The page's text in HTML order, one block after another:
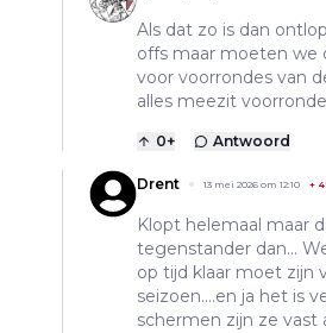
Als dat zo is dan
offs maar moeten we
voor voorrondes van
alles meezit
0+ Antwoord
Drent 13 mei 2026 om 12:10 +
Klopt helemaal maar
tegenstander dan...
op tijd klaar moet zijn
seizoen....en ja het is
schermen zijn ze vast